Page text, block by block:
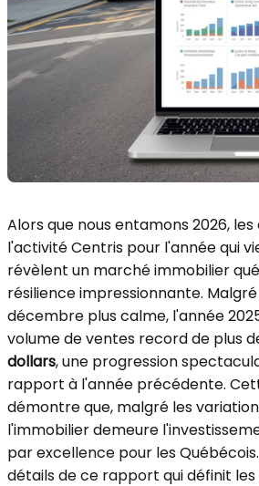
Alors que nous entamons 2026,
l'activité Centris pour l'année qui
révèlent un marché immobilier
résilience impressionnante.
décembre plus calme, l'année
volume de ventes record de plus
dollars, une progression
rapport à l'année précédente.
démontre que, malgré les
l'immobilier demeure
par excellence pour les
détails de ce rapport qui définit les